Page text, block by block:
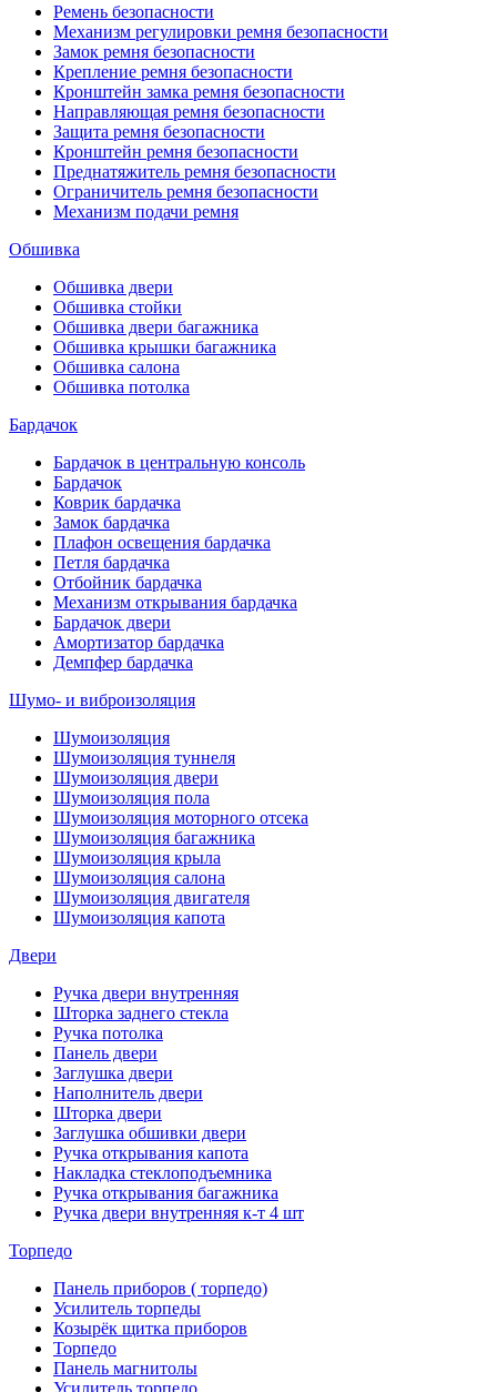
Ремень безопасности
Механизм регулировки ремня безопасности
Замок ремня безопасности
Крепление ремня безопасности
Кронштейн замка ремня безопасности
Направляющая ремня безопасности
Защита ремня безопасности
Кронштейн ремня безопасности
Преднатяжитель ремня безопасности
Ограничитель ремня безопасности
Механизм подачи ремня
Обшивка
Обшивка двери
Обшивка стойки
Обшивка двери багажника
Обшивка крышки багажника
Обшивка салона
Обшивка потолка
Бардачок
Бардачок в центральную консоль
Бардачок
Коврик бардачка
Замок бардачка
Плафон освещения бардачка
Петля бардачка
Отбойник бардачка
Механизм открывания бардачка
Бардачок двери
Амортизатор бардачка
Демпфер бардачка
Шумо- и виброизоляция
Шумоизоляция
Шумоизоляция туннеля
Шумоизоляция двери
Шумоизоляция пола
Шумоизоляция моторного отсека
Шумоизоляция багажника
Шумоизоляция крыла
Шумоизоляция салона
Шумоизоляция двигателя
Шумоизоляция капота
Двери
Ручка двери внутренняя
Шторка заднего стекла
Ручка потолка
Панель двери
Заглушка двери
Наполнитель двери
Шторка двери
Заглушка обшивки двери
Ручка открывания капота
Накладка стеклоподъемника
Ручка открывания багажника
Ручка двери внутренняя к-т 4 шт
Торпедо
Панель приборов ( торпедо)
Усилитель торпеды
Козырёк щитка приборов
Торпедо
Панель магнитолы
Усилитель торпедо